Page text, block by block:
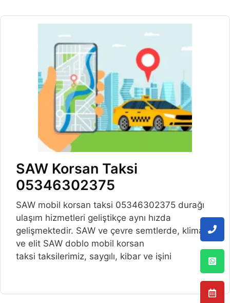
SAW Korsan Taksi
05346302375
SAW mobil korsan taksi 05346302375 durağı
ulaşım hizmetleri geliştikçe aynı hızda
gelişmektedir. SAW ve çevre semtlerde, klimalı
ve elit SAW doblo mobil korsan
taksi taksilerimiz, saygılı, kibar ve işini